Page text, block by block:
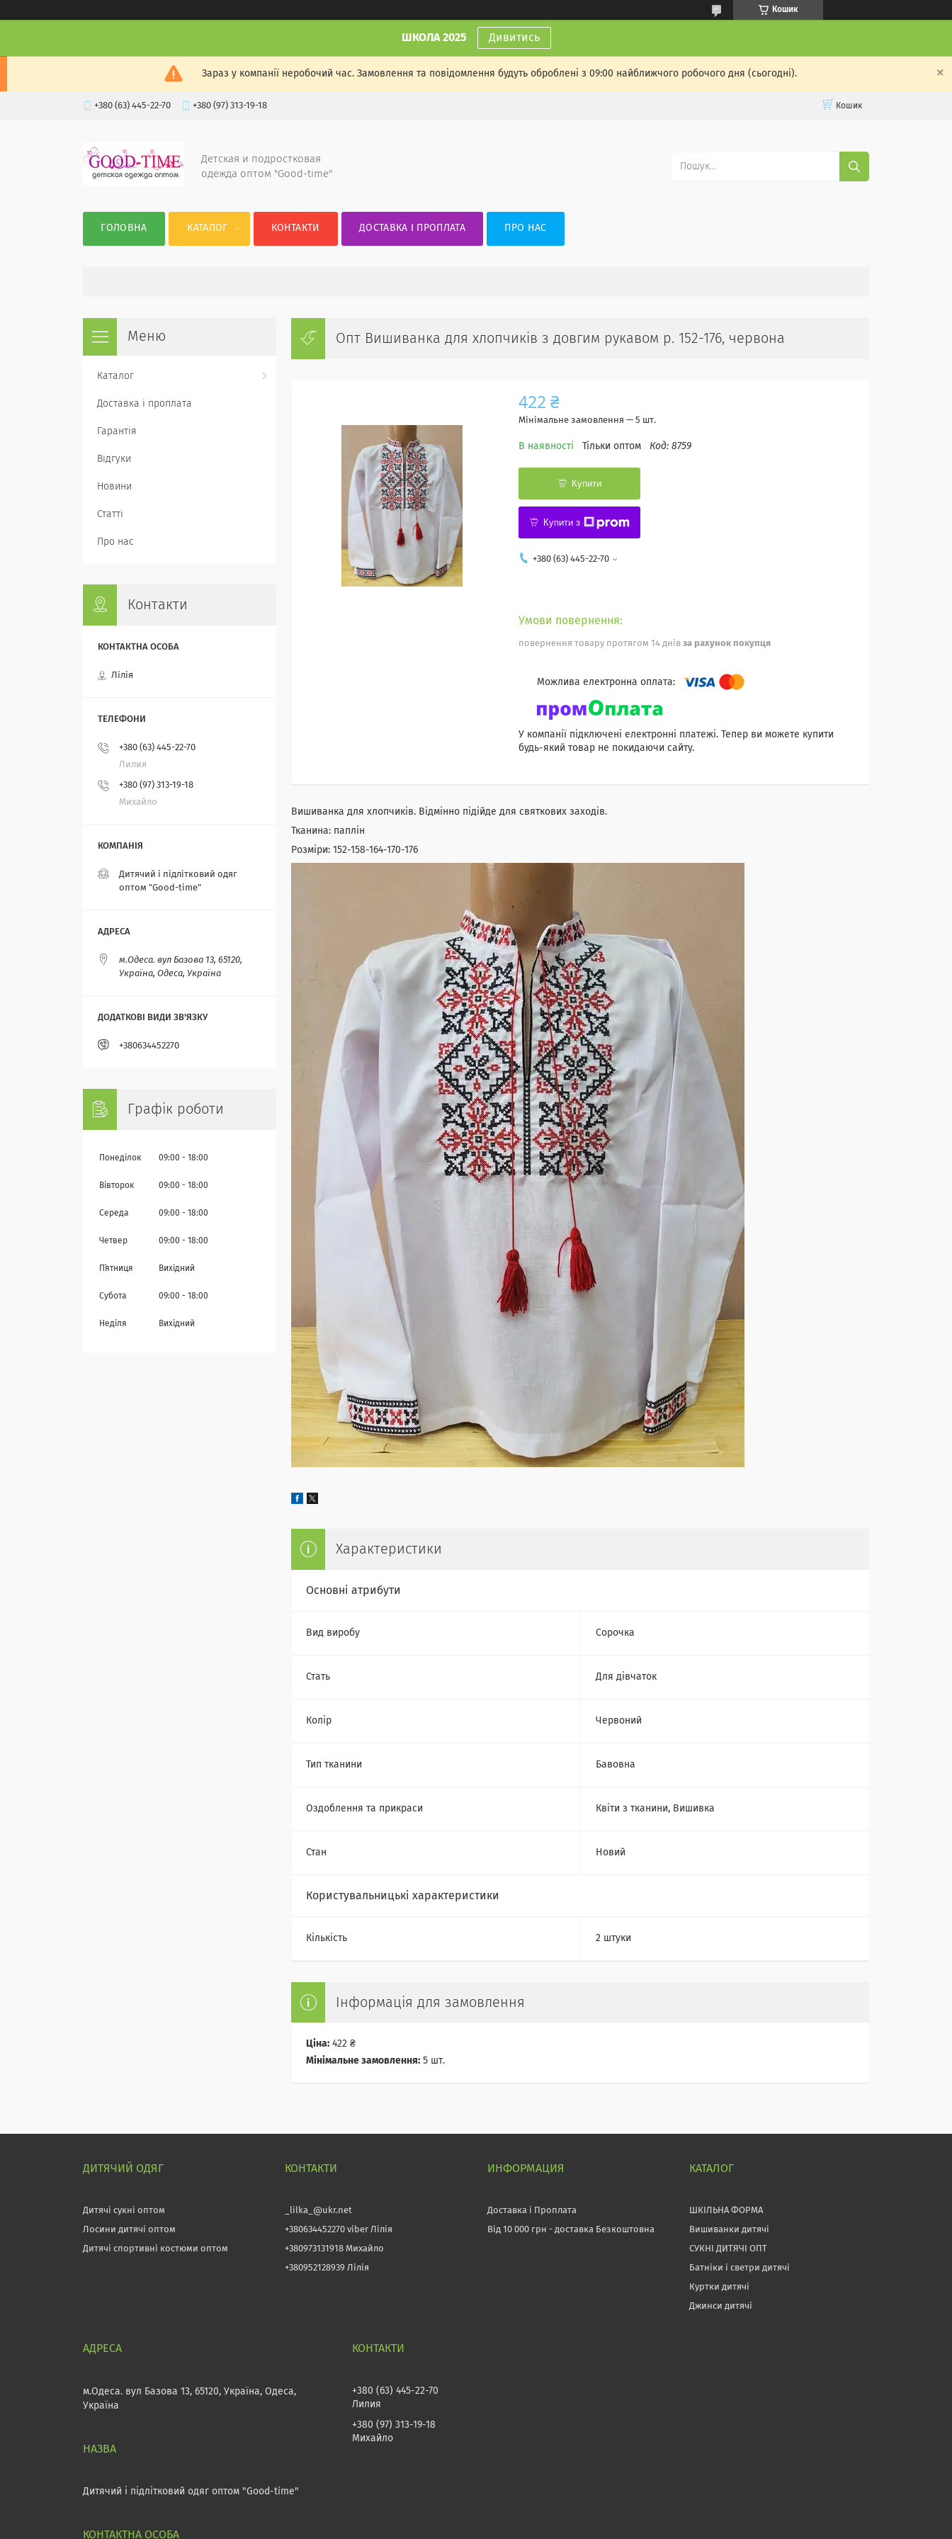
Кошик
ШКОЛА 2025 Дивитись
Зараз у компанії неробочий час. Замовлення та повідомлення будуть оброблені з 09:00 найближчого робочого дня (сьогодні).
+380 (63) 445-22-70 +380 (97) 313-19-18 Кошик
Детская и подростковая
одежда оптом "Good-time"
ГОЛОВНА КАТАЛОГ КОНТАКТИ ДОСТАВКА І ПРОПЛАТА ПРО НАС
Опт Вишиванка для хлопчиків з довгим рукавом р. 152-176, червона
422 ₴
Мінімальне замовлення — 5 шт.
В наявності Тільки оптом Код: 8759
Купити
Купити з
+380 (63) 445-22-70
повернення товару протягом 14 днів за рахунок покупця
У компанії підключені електронні платежі. Тепер ви можете купити
будь-який товар не покидаючи сайту.
Вишиванка для хлопчиків. Відмінно підійде для святкових заходів.
Тканина: паплін
Розміри: 152-158-164-170-176
Характеристики
Основні атрибути
Вид виробу Сорочка
Стать Для дівчаток
Колір Червоний
Тип тканини Бавовна
Оздоблення та прикраси Квіти з тканини, Вишивка
Стан Новий
Користувальницькі характеристики
Кількість 2 штуки
Інформація для замовлення
Ціна: 422 ₴
Мінімальне замовлення: 5 шт.
Каталог
Доставка і проплата
Гарантія
Відгуки
Новини
Статті
Про нас
Контакти
Лілія
+380 (63) 445-22-70
Лилия
+380 (97) 313-19-18
Михайло
Дитячий і підлітковий одяг
оптом "Good-time"
м.Одеса. вул Базова 13, 65120,
Україна, Одеса, Україна
+380634452270
Графік роботи
Понеділок 09:00 18:00
Вівторок 09:00 18:00
Середа 09:00 18:00
Четвер 09:00 18:00
Пʼятниця Вихідний
Субота 09:00 18:00
Неділя Вихідний
ДИТЯЧИЙ ОДЯГ
Дитячі сукні оптом
Лосини дитячі оптом
Дитячі спортивні костюми оптом
КОНТАКТИ
_lilka_@ukr.net
+380634452270 viber Лілія
+380973131918 Михайло
+380952128939 Лілія
ИНФОРМАЦИЯ
Доставка і Проплата
Від 10 000 грн - доставка Безкоштовна
КАТАЛОГ
ШКІЛЬНА ФОРМА
Вишиванки дитячі
СУКНІ ДИТЯЧІ ОПТ
Батніки і светри дитячі
Куртки дитячі
Джинси дитячі
м.Одеса. вул Базова 13, 65120, Україна, Одеса,
Україна
Дитячий і підлітковий одяг оптом "Good-time"
+380 (63) 445-22-70
Лилия
+380 (97) 313-19-18
Михайло